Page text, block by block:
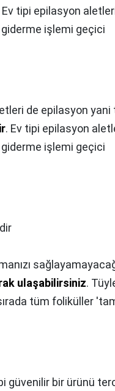
Ev tipi epilasyon
giderme işlemi geçici
de epilasyon yani
. Ev tipi epilasyon
giderme işlemi geçici
ulaşabilirsiniz.
tüm foliküller
güvenilir bir ürünü